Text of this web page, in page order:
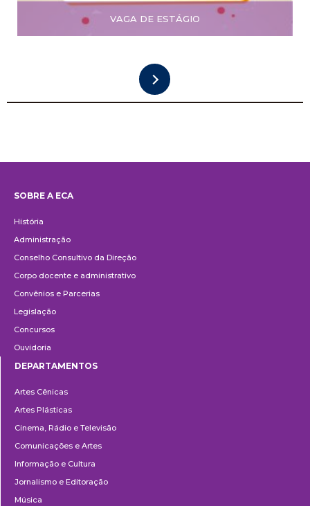
VAGA DE ESTÁGIO
SOBRE A ECA
História
Administração
Conselho Consultivo da Direção
Corpo docente e administrativo
Convênios e Parcerias
Legislação
Concursos
Ouvidoria
DEPARTAMENTOS
Artes Cênicas
Artes Plásticas
Cinema, Rádio e Televisão
Comunicações e Artes
Informação e Cultura
Jornalismo e Editoração
Música